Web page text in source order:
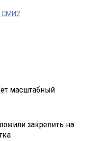
СМИ2
масштабный
закрепить на